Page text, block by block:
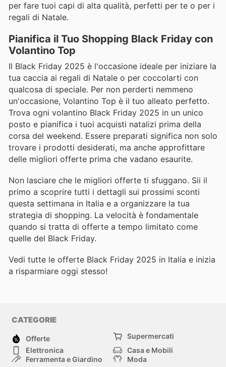
per fare tuoi capi di alta qualità, perfetti per te o per i
regali di Natale.
Pianifica il Tuo Shopping Black Friday con
Volantino Top
Il Black Friday 2025 è l'occasione ideale per iniziare la
tua caccia ai regali di Natale o per coccolarti con
qualcosa di speciale. Per non perderti nemmeno
un'occasione, Volantino Top è il tuo alleato perfetto.
Trova ogni volantino Black Friday 2025 in un unico
posto e pianifica i tuoi acquisti natalizi prima della
corsa del weekend. Essere preparati significa non solo
trovare i prodotti desiderati, ma anche approfittare
delle migliori offerte prima che vadano esaurite.
Non lasciare che le migliori offerte ti sfuggano. Sii il
primo a scoprire tutti i dettagli sui prossimi sconti
questa settimana in Italia e a organizzare la tua
strategia di shopping. La velocità è fondamentale
quando si tratta di offerte a tempo limitato come
quelle del Black Friday.
Vedi tutte le offerte Black Friday 2025 in Italia e inizia
a risparmiare oggi stesso!
CATEGORIE
Offerte
Supermercati
Elettronica
Casa e Mobili
Ferramenta e Giardino
Moda